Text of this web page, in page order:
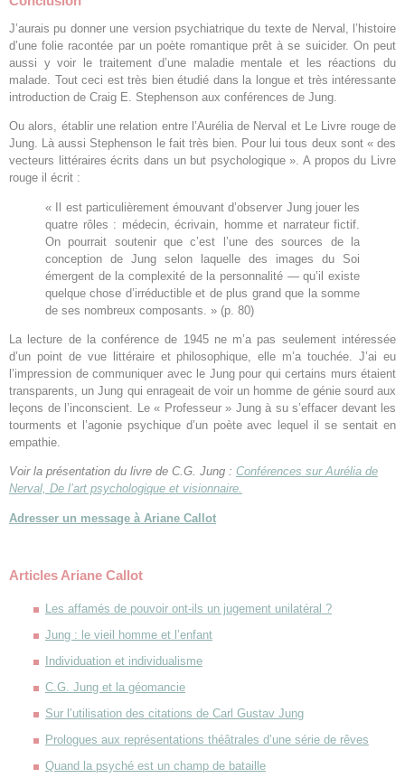
J’aurais pu donner une version psychiatrique du texte de Nerval, l’histoire
d’une folie racontée par un poète romantique prêt à se suicider. On peut
aussi y voir le traitement d’une maladie mentale et les réactions du
malade. Tout ceci est très bien étudié dans la longue et très intéressante
introduction de Craig E. Stephenson aux conférences de Jung.
Ou alors, établir une relation entre l’Aurélia de Nerval et Le Livre rouge de
Jung. Là aussi Stephenson le fait très bien. Pour lui tous deux sont « des
vecteurs littéraires écrits dans un but psychologique ». A propos du Livre
rouge il écrit :
« Il est particulièrement émouvant d’observer Jung jouer les
quatre rôles : médecin, écrivain, homme et narrateur fictif.
On pourrait soutenir que c’est l’une des sources de la
conception de Jung selon laquelle des images du Soi
émergent de la complexité de la personnalité — qu’il existe
quelque chose d’irréductible et de plus grand que la somme
de ses nombreux composants. » (p. 80)
La lecture de la conférence de 1945 ne m’a pas seulement intéressée
d’un point de vue littéraire et philosophique, elle m’a touchée. J’ai eu
l’impression de communiquer avec le Jung pour qui certains murs étaient
transparents, un Jung qui enrageait de voir un homme de génie sourd aux
leçons de l’inconscient. Le « Professeur » Jung à su s’effacer devant les
tourments et l’agonie psychique d’un poète avec lequel il se sentait en
empathie.
Voir la présentation du livre de C.G. Jung : Conférences sur Aurélia de
Nerval, De l’art psychologique et visionnaire.
Adresser un message à Ariane Callot
Articles Ariane Callot
Les affamés de pouvoir ont-ils un jugement unilatéral ?
Jung : le vieil homme et l’enfant
Individuation et individualisme
C.G. Jung et la géomancie
Sur l’utilisation des citations de Carl Gustav Jung
Prologues aux représentations théâtrales d’une série de rêves
Quand la psyché est un champ de bataille